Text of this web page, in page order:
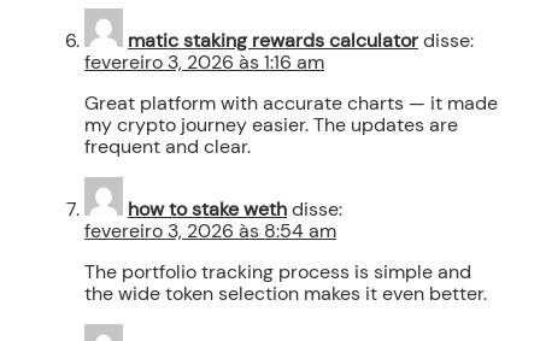
matic staking rewards calculatordisse:
fevereiro 3, 2026 às 1:16 am
Great platform with accurate charts — it made
my crypto journey easier. The updates are
frequent and clear.
how to stake wethdisse:
fevereiro 3, 2026 às 8:54 am
The portfolio tracking process is simple and
the wide token selection makes it even better.